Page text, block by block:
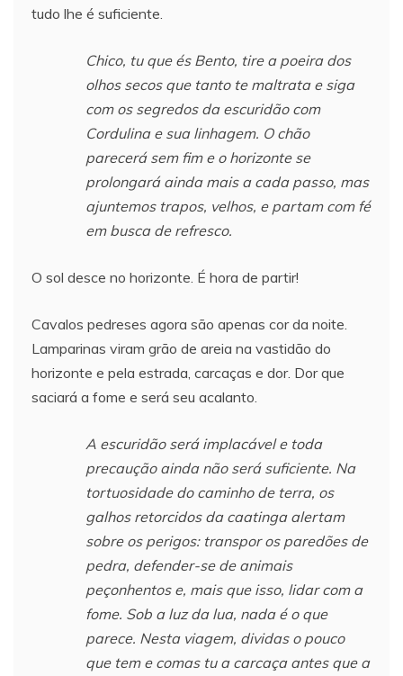
tudo lhe é suficiente.
Chico, tu que és Bento, tire a poeira dos
olhos secos que tanto te maltrata e siga
com os segredos da escuridão com
Cordulina e sua linhagem. O chão
parecerá sem fim e o horizonte se
prolongará ainda mais a cada passo, mas
ajuntemos trapos, velhos, e partam com fé
em busca de refresco.
O sol desce no horizonte. É hora de partir!
Cavalos pedreses agora são apenas cor da noite.
Lamparinas viram grão de areia na vastidão do
horizonte e pela estrada, carcaças e dor. Dor que
saciará a fome e será seu acalanto.
A escuridão será implacável e toda
precaução ainda não será suficiente. Na
tortuosidade do caminho de terra, os
galhos retorcidos da caatinga alertam
sobre os perigos: transpor os paredões de
pedra, defender-se de animais
peçonhentos e, mais que isso, lidar com a
fome. Sob a luz da lua, nada é o que
parece. Nesta viagem, dividas o pouco
que tem e comas tu a carcaça antes que a